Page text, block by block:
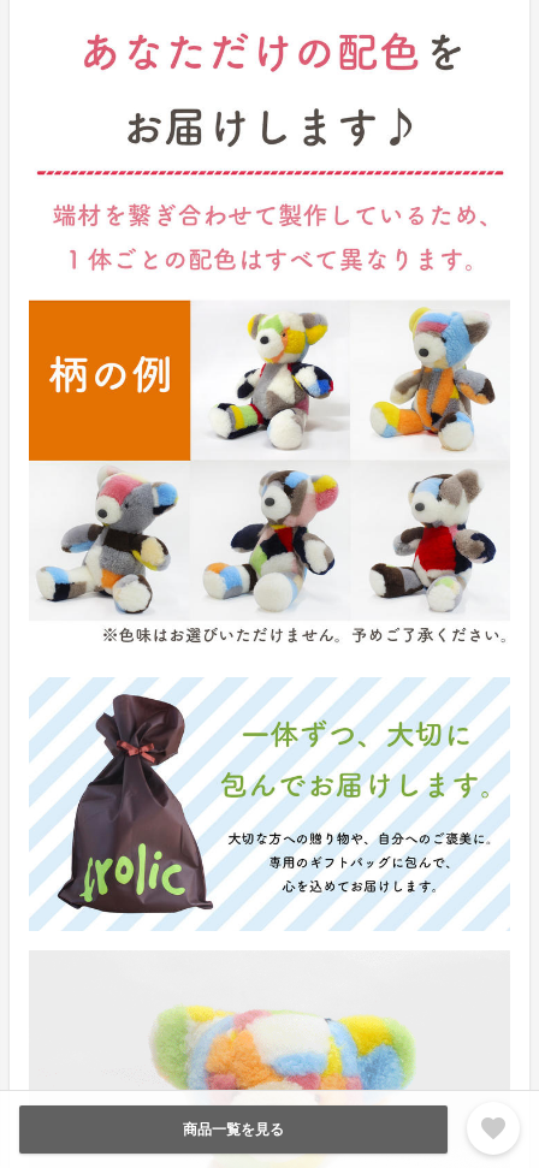
商品一覧を見る favorite